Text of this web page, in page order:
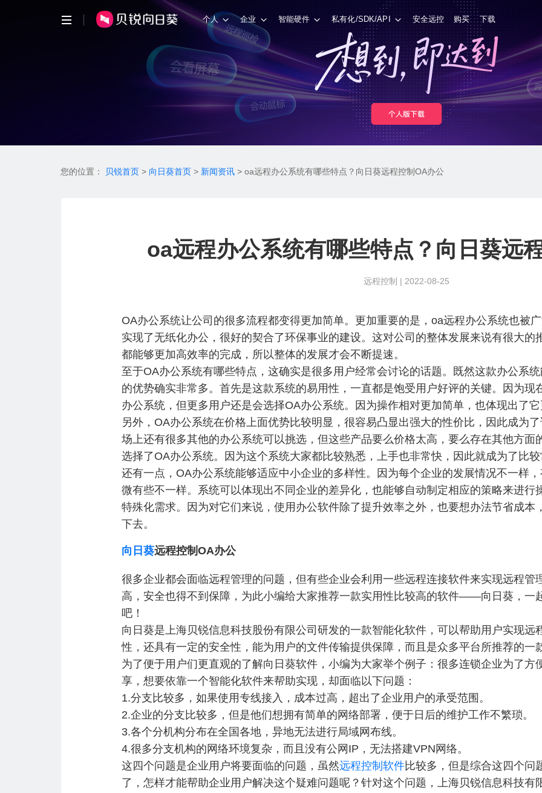
个人 企业 智能硬件 私有化/SDK/API 安全远控 购买 下载
您的位置： 贝锐首页 > 向日葵首页 > 新闻资讯 > oa远程办公系统有哪些特点？向日葵远程控制OA办公
oa远程办公系统有哪些特点？向日葵远
远程控制 | 2022-08-25
OA办公系统让公司的很多流程都变得更加简单。更加重要的是，oa远程办公系统也被
实现了无纸化办公，很好的契合了环保事业的建设。这对公司的整体发展来说有很大的
都能够更加高效率的完成，所以整体的发展才会不断提速。
至于OA办公系统有哪些特点，这确实是很多用户经常会讨论的话题。既然这款办公系
的优势确实非常多。首先是这款系统的易用性，一直都是饱受用户好评的关键。因为现
办公系统，但更多用户还是会选择OA办公系统。因为操作相对更加简单，也体现出了
另外，OA办公系统在价格上面优势比较明显，很容易凸显出强大的性价比，因此成为
场上还有很多其他的办公系统可以挑选，但这些产品要么价格太高，要么存在其他方面
选择了OA办公系统。因为这个系统大家都比较熟悉，上手也非常快，因此就成为了比
还有一点，OA办公系统能够适应中小企业的多样性。因为每个企业的发展情况不一样
微有些不一样。系统可以体现出不同企业的差异化，也能够自动制定相应的策略来进行
特殊化需求。因为对它们来说，使用办公软件除了提升效率之外，也要想办法节省成本
下去。
向日葵远程控制OA办公
很多企业都会面临远程管理的问题，但有些企业会利用一些远程连接软件来实现远程管
高，安全也得不到保障，为此小编给大家推荐一款实用性比较高的软件——向日葵，一
吧！
向日葵是上海贝锐信息科技股份有限公司研发的一款智能化软件，可以帮助用户实现远
性，还具有一定的安全性，能为用户的文件传输提供保障，而且是众多平台所推荐的一
为了便于用户们更直观的了解向日葵软件，小编为大家举个例子：很多连锁企业为了方
享，想要依靠一个智能化软件来帮助实现，却面临以下问题：
1.分支比较多，如果使用专线接入，成本过高，超出了企业用户的承受范围。
2.企业的分支比较多，但是他们想拥有简单的网络部署，便于日后的维护工作不繁琐。
3.各个分机构分布在全国各地，异地无法进行局域网布线。
4.很多分支机构的网络环境复杂，而且没有公网IP，无法搭建VPN网络。
这四个问题是企业用户将要面临的问题，虽然远程控制软件比较多，但是综合这四个问
了，怎样才能帮助企业用户解决这个疑难问题呢？针对这个问题，上海贝锐信息科技有